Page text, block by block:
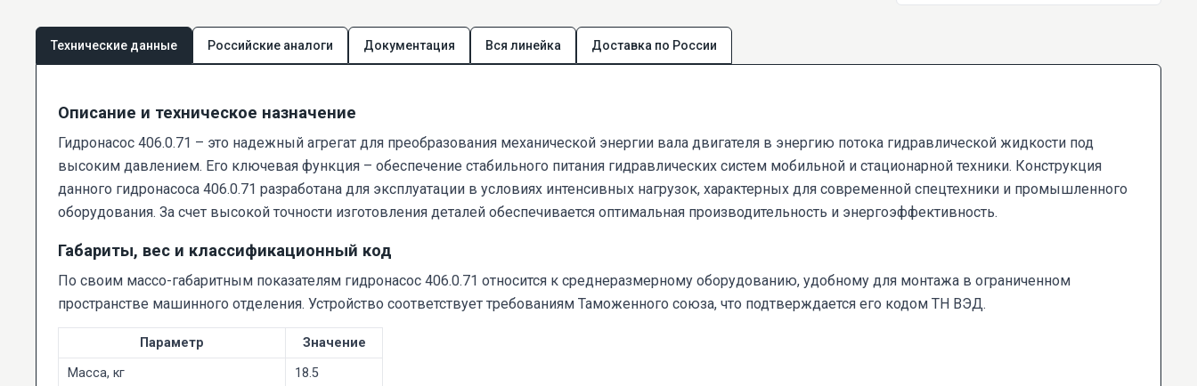
Технические данные Российские аналоги Документация Вся линейка Доставка по России
Описание и техническое назначение
Гидронасос 406.0.71 – это надежный агрегат для преобразования механической энергии вала двигателя в энергию потока гидравлической жидкости под
высоким давлением. Его ключевая функция – обеспечение стабильного питания гидравлических систем мобильной и стационарной техники. Конструкция
данного гидронасоса 406.0.71 разработана для эксплуатации в условиях интенсивных нагрузок, характерных для современной спецтехники и промышленного
оборудования. За счет высокой точности изготовления деталей обеспечивается оптимальная производительность и энергоэффективность.
Габариты, вес и классификационный код
По своим массо-габаритным показателям гидронасос 406.0.71 относится к среднеразмерному оборудованию, удобному для монтажа в ограниченном
пространстве машинного отделения. Устройство соответствует требованиям Таможенного союза, что подтверждается его кодом ТН ВЭД.
Параметр
Значение
Масса, кг
18.5